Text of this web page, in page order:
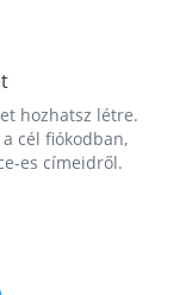
hozhatsz létre.
cél fiókodban,
es címeidről.